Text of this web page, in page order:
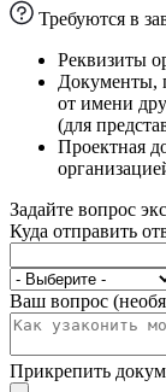
Требуются в
Реквизиты
Документы,
от имени
(для
Проектная
Задайте вопрос
Куда отправить
Ваш вопрос
Прикрепить